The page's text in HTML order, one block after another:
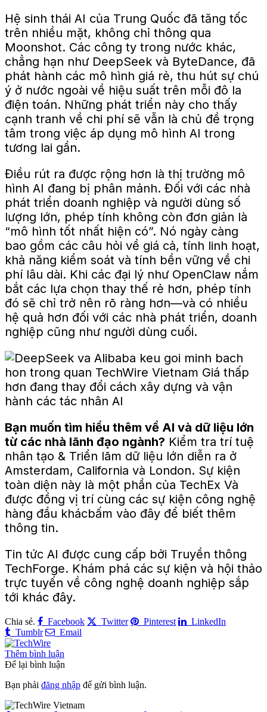
Hệ sinh thái AI của Trung Quốc đã tăng tốc
trên nhiều mặt, không chỉ thông qua
Moonshot. Các công ty trong nước khác,
chẳng hạn như DeepSeek và ByteDance, đã
phát hành các mô hình giá rẻ, thu hút sự chú
ý ở nước ngoài về hiệu suất trên mỗi đô la
điện toán. Những phát triển này cho thấy
cạnh tranh về chi phí sẽ vẫn là chủ đề trọng
tâm trong việc áp dụng mô hình AI trong
tương lai gần.
Điều rút ra được rộng hơn là thị trường mô
hình AI đang bị phân mảnh. Đối với các nhà
phát triển doanh nghiệp và người dùng số
lượng lớn, phép tính không còn đơn giản là
“mô hình tốt nhất hiện có”. Nó ngày càng
bao gồm các câu hỏi về giá cả, tính linh hoạt,
khả năng kiểm soát và tính bền vững về chi
phí lâu dài. Khi các đại lý như OpenClaw nắm
bắt các lựa chọn thay thế rẻ hơn, phép tính
đó sẽ chỉ trở nên rõ ràng hơn—và có nhiều
hệ quả hơn đối với các nhà phát triển, doanh
nghiệp cũng như người dùng cuối.
Bạn muốn tìm hiểu thêm về AI và dữ liệu lớn
từ các nhà lãnh đạo ngành? Kiểm tra trí tuệ
nhân tạo & Triển lãm dữ liệu lớn diễn ra ở
Amsterdam, California và London. Sự kiện
toàn diện này là một phần của TechEx Và
được đồng vị trícùng các sự kiện công nghệ
hàng đầu khácbấm vào đây để biết thêm
thông tin.
Tin tức AI được cung cấp bởi Truyền thông
TechForge. Khám phá các sự kiện và hội thảo
trực tuyến về công nghệ doanh nghiệp sắp
tới khác đây.
Chia sẻ. Facebook Twitter Pinterest
LinkedIn
Tumblr
Email
Thêm bình luận
Để lại bình luận
Bạn phải đăng nhập để gửi bình luận.